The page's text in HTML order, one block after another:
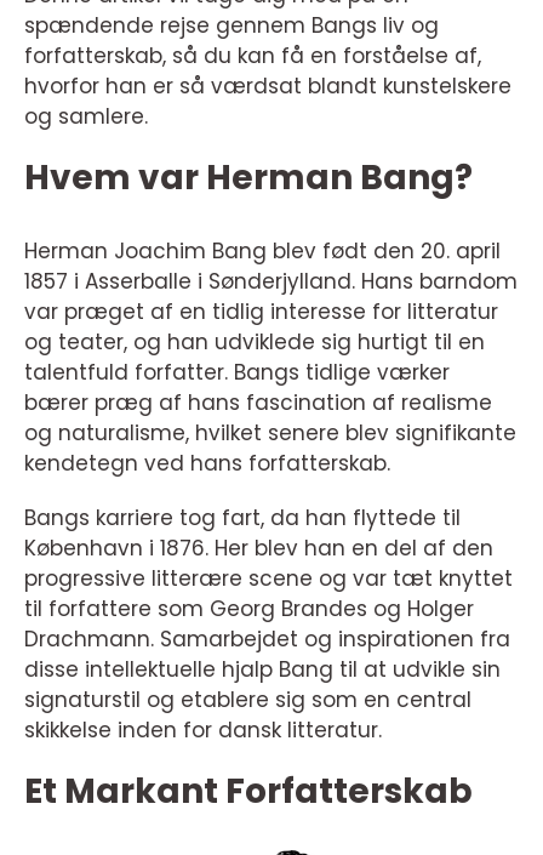
spændende rejse gennem Bangs liv og
forfatterskab, så du kan få en forståelse af,
hvorfor han er så værdsat blandt kunstelskere
og samlere.
Hvem var Herman Bang?
Herman Joachim Bang blev født den 20. april
1857 i Asserballe i Sønderjylland. Hans barndom
var præget af en tidlig interesse for litteratur
og teater, og han udviklede sig hurtigt til en
talentfuld forfatter. Bangs tidlige værker
bærer præg af hans fascination af realisme
og naturalisme, hvilket senere blev signifikante
kendetegn ved hans forfatterskab.
Bangs karriere tog fart, da han flyttede til
København i 1876. Her blev han en del af den
progressive litterære scene og var tæt knyttet
til forfattere som Georg Brandes og Holger
Drachmann. Samarbejdet og inspirationen fra
disse intellektuelle hjalp Bang til at udvikle sin
signaturstil og etablere sig som en central
skikkelse inden for dansk litteratur.
Et Markant Forfatterskab